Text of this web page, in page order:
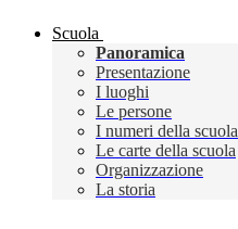
Scuola
Panoramica
Presentazione
I luoghi
Le persone
I numeri della scuola
Le carte della scuola
Organizzazione
La storia